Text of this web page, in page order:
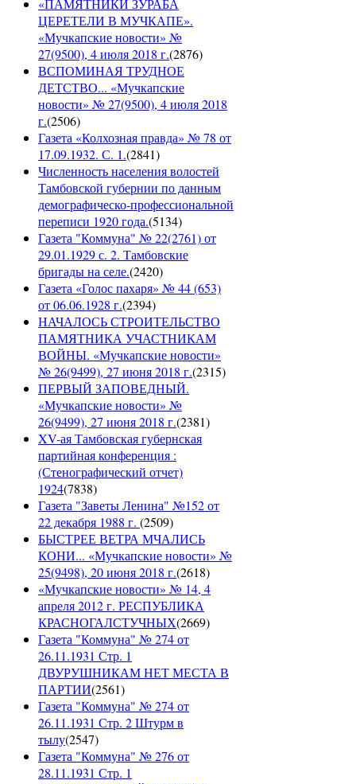
«ПАМЯТНИКИ ЗУРАБА
ЦЕРЕТЕЛИ В МУЧКАПЕ».
«Мучкапские новости» №
27(9500), 4 июля 2018 г.(2876)
ВСПОМИНАЯ ТРУДНОЕ
ДЕТСТВО... «Мучкапские
новости» № 27(9500), 4 июля 2018
г.(2506)
Газета «Колхозная правда» № 78 от
17.09.1932. С. 1.(2841)
Численность населения волостей
Тамбовской губернии по данным
демографическо-профессиональной
переписи 1920 года.(5134)
Газета "Коммуна" № 22(2761) от
29.01.1929 с. 2. Тамбовские
бригады на селе.(2420)
Газета «Голос пахаря» № 44 (653)
от 06.06.1928 г.(2394)
НАЧАЛОСЬ СТРОИТЕЛЬСТВО
ПАМЯТНИКА УЧАСТНИКАМ
ВОЙНЫ. «Мучкапские новости»
№ 26(9499), 27 июня 2018 г.(2315)
ПЕРВЫЙ ЗАПОВЕДНЫЙ.
«Мучкапские новости» №
26(9499), 27 июня 2018 г.(2381)
XV-ая Тамбовская губернская
партийная конференция :
(Стенографический отчет)
1924(7838)
Газета "Заветы Ленина" №152 от
22 декабря 1988 г. (2509)
БЫСТРЕЕ ВЕТРА МЧАЛИСЬ
КОНИ... «Мучкапские новости» №
25(9498), 20 июня 2018 г.(2618)
«Мучкапские новости» № 14, 4
апреля 2012 г. РЕСПУБЛИКА
КРАСНОГАЛСТУЧНЫХ(2669)
Газета "Коммуна" № 274 от
26.11.1931 Стр. 1
ДВУРУШНИКАМ НЕТ МЕСТА В
ПАРТИИ(2561)
Газета "Коммуна" № 274 от
26.11.1931 Стр. 2 Штурм в
тылу(2547)
Газета "Коммуна" № 276 от
28.11.1931 Стр. 1